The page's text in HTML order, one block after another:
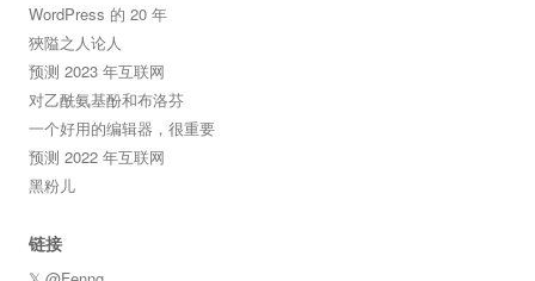
WordPress 的 20 年
狹隘之人论人
预测 2023 年互联网
对乙酰氨基酚和布洛芬
一个好用的编辑器，很重要
预测 2022 年互联网
黑粉儿
链接